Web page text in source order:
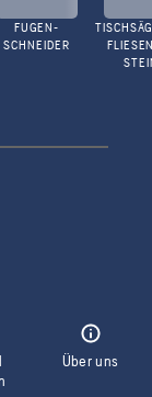
FUGEN-
SCHNEIDER
Über uns